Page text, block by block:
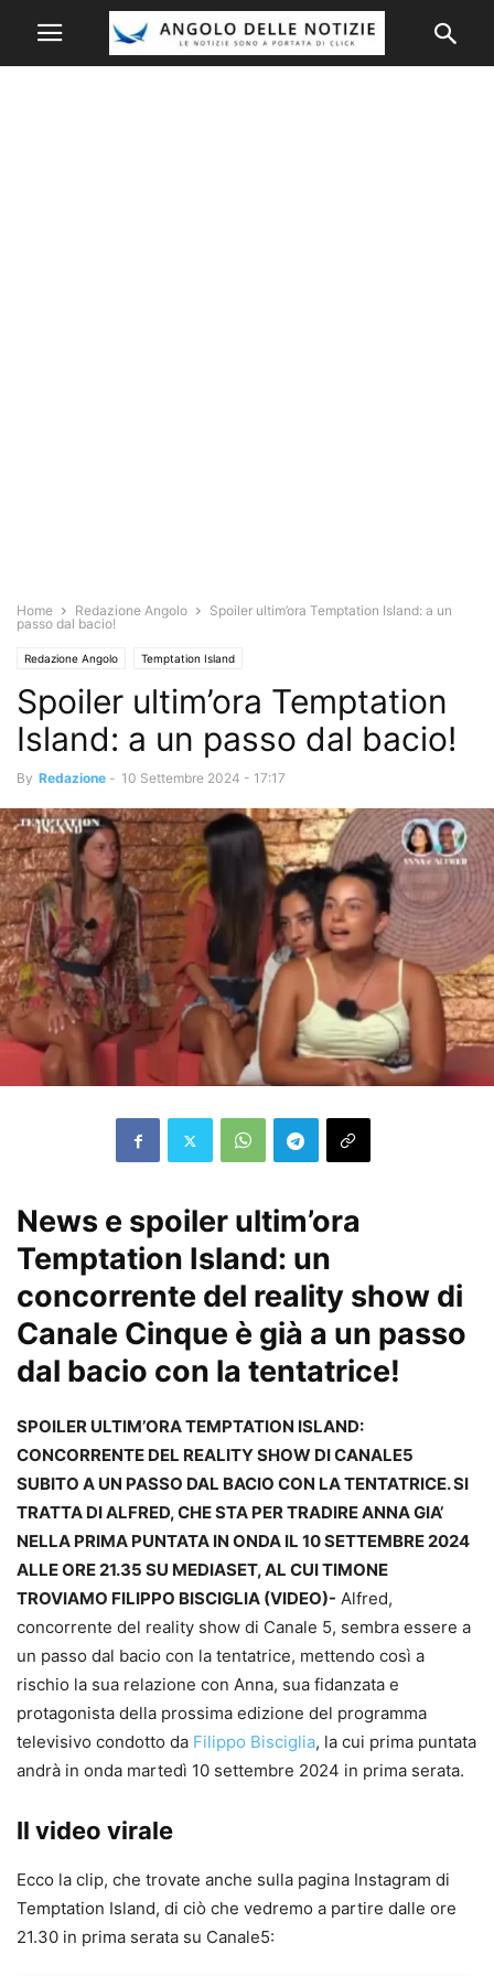
Home Redazione Angolo
Spoiler ultim’ora Temptation Island: a un
passo dal bacio!
Redazione Angolo Temptation Island
Spoiler ultim’ora Temptation
Island: a un passo dal bacio!
By Redazione - 10 Settembre 2024 - 17:17
News e spoiler ultim’ora
Temptation Island: un
concorrente del reality show di
Canale Cinque è già a un passo
dal bacio con la tentatrice!
SPOILER ULTIM’ORA TEMPTATION ISLAND:
CONCORRENTE DEL REALITY SHOW DI CANALE5
SUBITO A UN PASSO DAL BACIO CON LA TENTATRICE. SI
TRATTA DI ALFRED, CHE STA PER TRADIRE ANNA GIA’
NELLA PRIMA PUNTATA IN ONDA IL 10 SETTEMBRE 2024
ALLE ORE 21.35 SU MEDIASET, AL CUI TIMONE
TROVIAMO FILIPPO BISCIGLIA (VIDEO)- Alfred,
concorrente del reality show di Canale 5, sembra essere a
un passo dal bacio con la tentatrice, mettendo così a
rischio la sua relazione con Anna, sua fidanzata e
protagonista della prossima edizione del programma
televisivo condotto da Filippo Bisciglia, la cui prima puntata
andrà in onda martedì 10 settembre 2024 in prima serata.
Il video virale
Ecco la clip, che trovate anche sulla pagina Instagram di
Temptation Island, di ciò che vedremo a partire dalle ore
21.30 in prima serata su Canale5: